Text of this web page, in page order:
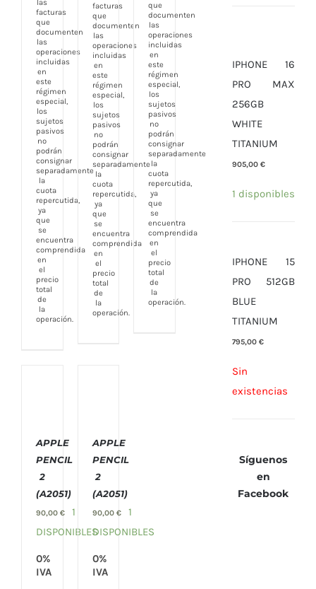
las
facturas
que
documenten
las
operaciones
incluidas
en
este
régimen
especial,
los
sujetos
pasivos
no
podrán
consignar
separadamente
la
cuota
repercutida,
ya
que
se
encuentra
comprendida
en
el
precio
total
de
la
operación.
facturas
que
documenten
las
operaciones
incluidas
en
este
régimen
especial,
los
sujetos
pasivos
no
podrán
consignar
separadamente
la
cuota
repercutida,
ya
que
se
encuentra
comprendida
en
el
precio
total
de
la
operación.
que
documenten
las
operaciones
incluidas
en
este
régimen
especial,
los
sujetos
pasivos
no
podrán
consignar
separadamente
la
cuota
repercutida,
ya
que
se
encuentra
comprendida
en
el
precio
total
de
la
operación.
DETALLES
APPLE
PENCIL
2
(A2051)
90,00 €
1
DISPONIBLES
0%
IVA
DETALLES
APPLE
PENCIL
2
(A2051)
90,00 €
1
DISPONIBLES
0%
IVA
IPHONE 16
PRO MAX
256GB
WHITE
TITANIUM
905,00 €
1 disponibles
IPHONE 15
PRO 512GB
BLUE
TITANIUM
795,00 €
Sin
existencias
Síguenos
en
Facebook